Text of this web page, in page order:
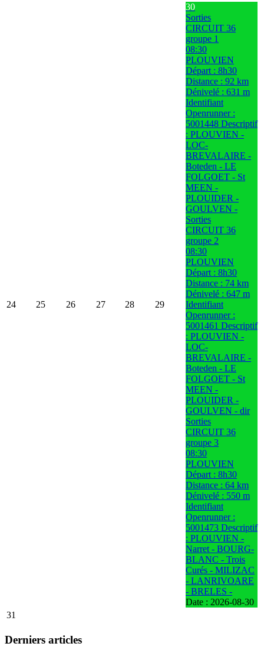
24 25 26 27 28 29
30
Sorties
CIRCUIT 36
groupe 1
08:30
PLOUVIEN
Départ : 8h30
Distance : 92 km
Dénivelé : 631 m
Identifiant
Openrunner :
5001448 Descriptif
: PLOUVIEN -
LOC-
BREVALAIRE -
Boteden - LE
FOLGOET - St
MEEN -
PLOUIDER -
GOULVEN -
Sorties
CIRCUIT 36
groupe 2
08:30
PLOUVIEN
Départ : 8h30
Distance : 74 km
Dénivelé : 647 m
Identifiant
Openrunner :
5001461 Descriptif
: PLOUVIEN -
LOC-
BREVALAIRE -
Boteden - LE
FOLGOET - St
MEEN -
PLOUIDER -
GOULVEN - dir
Sorties
CIRCUIT 36
groupe 3
08:30
PLOUVIEN
Départ : 8h30
Distance : 64 km
Dénivelé : 550 m
Identifiant
Openrunner :
5001473 Descriptif
: PLOUVIEN -
Narret - BOURG-
BLANC - Trois
Curés - MILIZAC
- LANRIVOARE
- BRELES -
Date : 2026-08-30
31
Derniers articles